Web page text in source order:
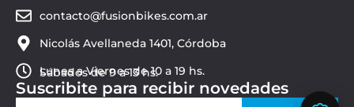
contacto@fusionbikes.com.ar
Nicolás Avellaneda 1401, Córdoba
Lunes a Viernes de 10 a 19 hs.
Sábados de 9 a 13 hs.
Suscribite para recibir novedades